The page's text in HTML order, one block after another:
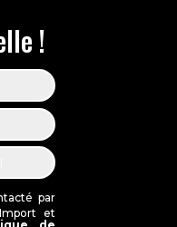
!
par
et